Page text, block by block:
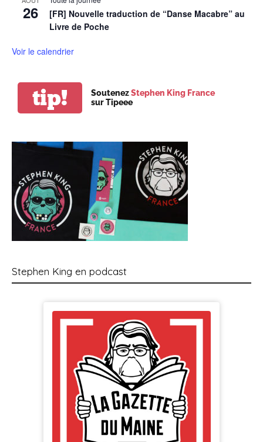
26
[FR] Nouvelle traduction de “Danse Macabre” au
Livre de Poche
Voir le calendrier
tip! SoutenezStephen King France
sur Tipeee
Stephen King en podcast